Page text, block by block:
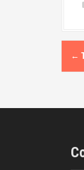
P
o
n
←